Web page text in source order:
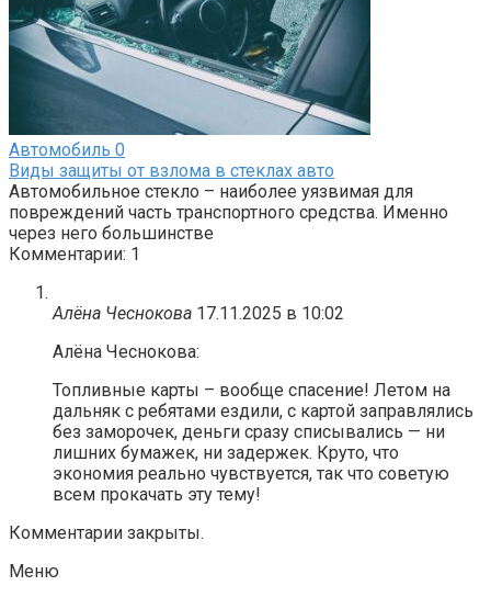
Автомобиль 0
Виды защиты от взлома в стеклах авто
Автомобильное стекло – наиболее уязвимая для
повреждений часть транспортного средства. Именно
через него большинстве
Комментарии: 1
Алёна Чеснокова 17.11.2025 в 10:02
Алёна Чеснокова:
Топливные карты – вообще спасение! Летом на
дальняк с ребятами ездили, с картой заправлялись
без заморочек, деньги сразу списывались — ни
лишних бумажек, ни задержек. Круто, что
экономия реально чувствуется, так что советую
всем прокачать эту тему!
Комментарии закрыты.
Меню